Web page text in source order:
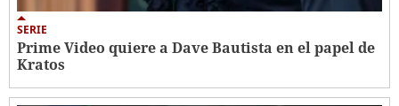
SERIE
Prime Video quiere a Dave Bautista en el papel de
Kratos